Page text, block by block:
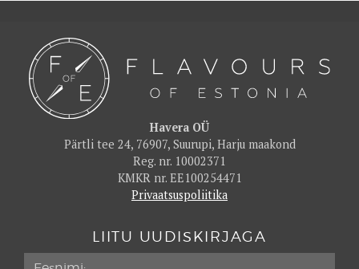
Havera OÜ
Pärtli tee 24, 76907, Suurupi, Harju maakond
Reg. nr. 10002371
KMKR nr. EE100254471
Privaatsuspoliitika
LIITU UUDISKIRJAGA